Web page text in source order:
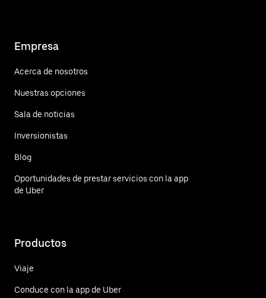
Empresa
Acerca de nosotros
Nuestras opciones
Sala de noticias
Inversionistas
Blog
Oportunidades de prestar servicios con la app
de Uber
Productos
Viaje
Conduce con la app de Uber